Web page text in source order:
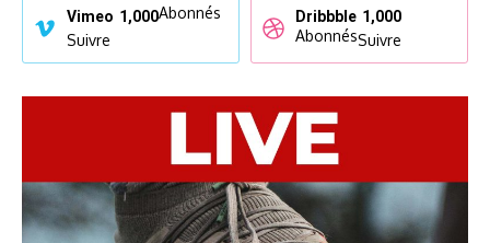
Vimeo 1,000Abonnés
Suivre
Dribbble 1,000
AbonnésSuivre